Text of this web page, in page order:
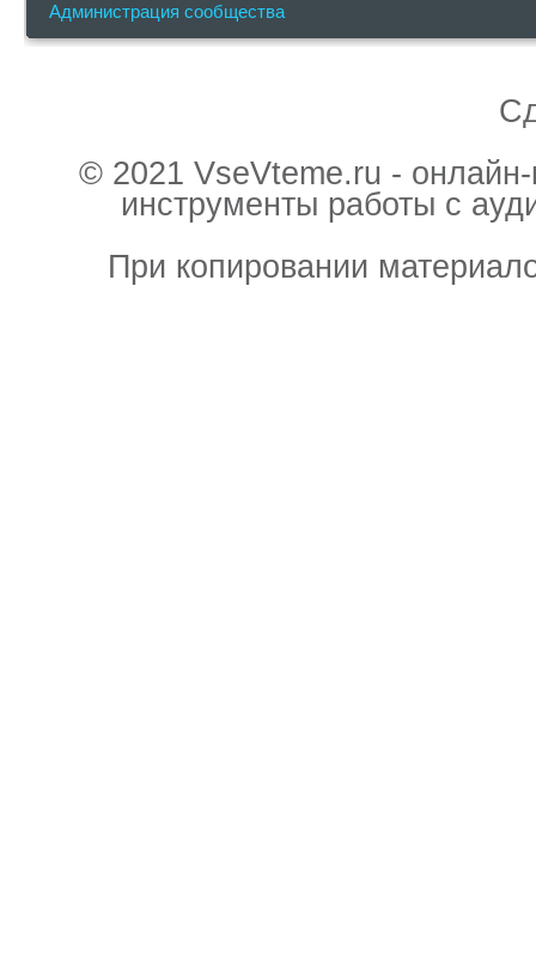
Администрация сообщества
© 2021 VseVteme.ru -
инструменты работы с
При копировании